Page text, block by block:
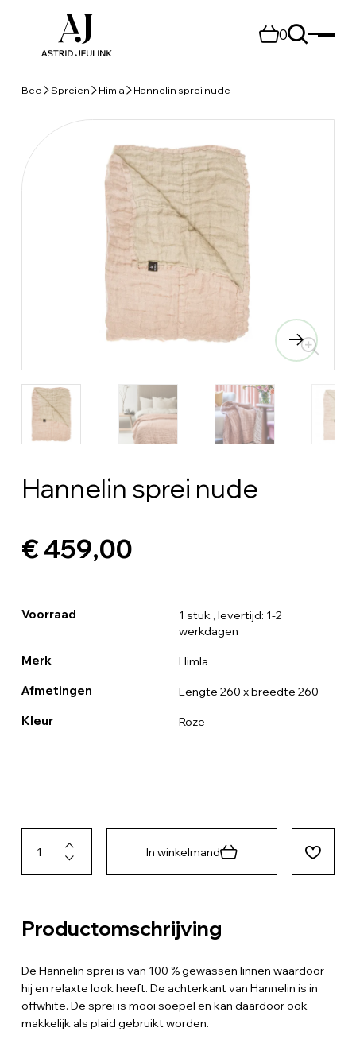
0
Bed Spreien Himla Hannelin sprei nude
Hannelin sprei nude
€ 459,00
Voorraad 1 stuk , levertijd: 1-2
werkdagen
Merk Himla
Afmetingen Lengte 260 x breedte 260
Kleur Roze
In winkelmand
Productomschrijving
De Hannelin sprei is van 100 % gewassen linnen waardoor
hij en relaxte look heeft. De achterkant van Hannelin is in
offwhite. De sprei is mooi soepel en kan daardoor ook
makkelijk als plaid gebruikt worden.